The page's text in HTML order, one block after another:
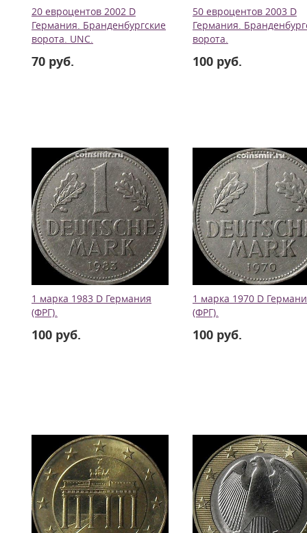
20 евроцентов 2002 D
Германия. Бранденбургские
ворота. UNC.
70 руб.
50 евроцентов 2003 D
Германия.
ворота.
100 руб.
1 марка 1983 D Германия
(ФРГ).
100 руб.
1 марка 1970 D
(ФРГ).
100 руб.